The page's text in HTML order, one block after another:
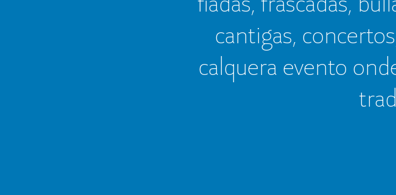
cantigas,
calquera evento